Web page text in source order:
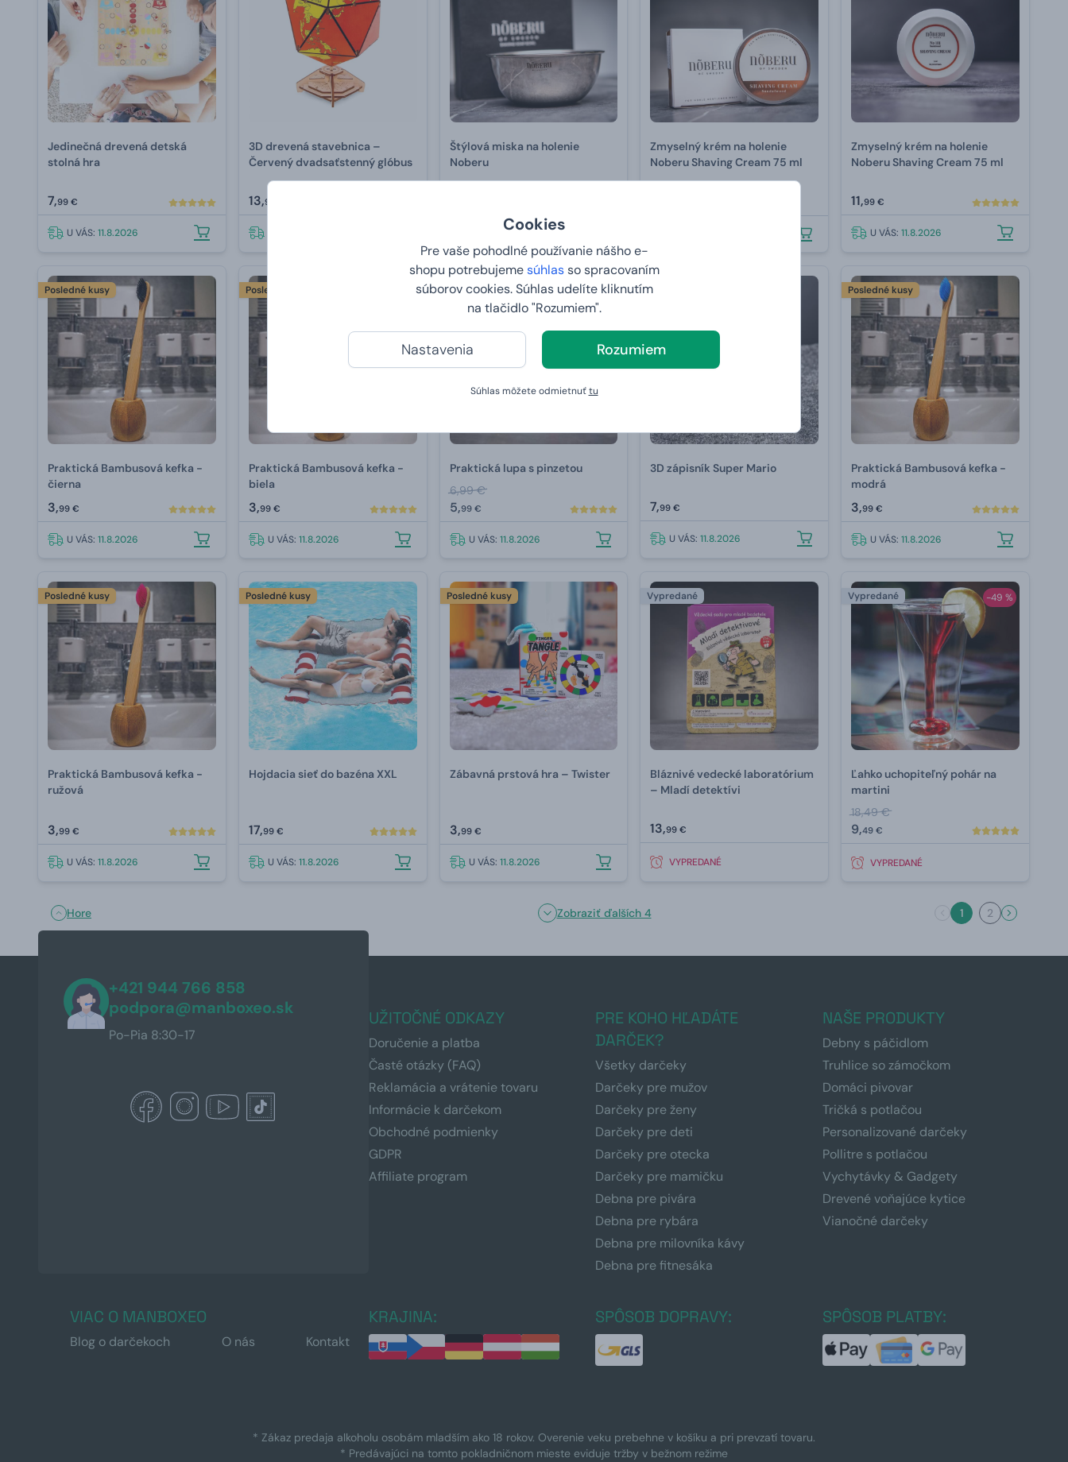
Cookies
Pre vaše pohodlné používanie nášho e-
shopu potrebujemesúhlasso spracovaním
súborov cookies. Súhlas udelíte kliknutím
na tlačidlo "Rozumiem".
Nastavenia Rozumiem
Súhlas môžete odmietnuťtu
Jedinečná drevená detská
stolná hra
7,99 €
U VÁS: 11.8.2026
3D drevená stavebnica –
Červený dvadsaťstenný glóbus
13,99 €
Štýlová miska na holenie
Noberu
11.8.2026
Zmyselný krém na holenie
Noberu Shaving Cream 75 ml
17,99 €
Zmyselný krém na holenie
Noberu Shaving Cream 75 ml
11,99 €
U VÁS:11.8.2026
Posledné kusy
Praktická Bambusová kefka -
čierna
3,99 €
U VÁS: 11.8.2026
Posledné kusy
Praktická Bambusová kefka -
biela
3,99 €
U VÁS: 11.8.2026
-14 %
Posledné kusy
Praktická lupa s pinzetou
6,99 €
5,99 €
U VÁS: 11.8.2026
Posledné kusy
3D zápisník Super Mario
7,99 €
U VÁS:11.8.2026
Posledné kusy
Praktická Bambusová kefka -
modrá
3,99 €
U VÁS:11.8.2026
Posledné kusy
Praktická Bambusová kefka -
ružová
3,99 €
U VÁS: 11.8.2026
Posledné kusy
Hojdacia sieť do bazéna XXL
17,99 €
U VÁS: 11.8.2026
Posledné kusy
Zábavná prstová hra – Twister
3,99 €
U VÁS: 11.8.2026
Vypredané
Bláznivé vedecké laboratórium
– Mladí detektívi
13,99 €
VYPREDANÉ
-49 %
Vypredané
Ľahko uchopiteľný pohár na
martini
18,49 €
9,49 €
VYPREDANÉ
Hore Zobraziť ďalších 4 1 2
+421 944 766 858
podpora@manboxeo.sk
Po-Pia 8:30-17
UŽITOČNÉ ODKAZY
Doručenie a platba
Časté otázky (FAQ)
Reklamácia a vrátenie tovaru
Informácie k darčekom
Obchodné podmienky
GDPR
Affiliate program
PRE KOHO HĽADÁTE
DARČEK?
Všetky darčeky
Darčeky pre mužov
Darčeky pre ženy
Darčeky pre deti
Darčeky pre otecka
Darčeky pre mamičku
Debna pre pivára
Debna pre rybára
Debna pre milovníka kávy
Debna pre fitnesáka
NAŠE PRODUKTY
Debny s páčidlom
Truhlice so zámočkom
Domáci pivovar
Tričká s potlačou
Personalizované darčeky
Pollitre s potlačou
Vychytávky & Gadgety
Drevené voňajúce kytice
Vianočné darčeky
VIAC O MANBOXEO
Blog o darčekoch O nás Kontakt
KRAJINA: SPÔSOB DOPRAVY: SPÔSOB PLATBY:
* Zákaz predaja alkoholu osobám mladším ako 18 rokov. Overenie veku prebehne v košíku a pri prevzatí tovaru.
* Predávajúci na tomto pokladničnom mieste eviduje tržby v bežnom režime